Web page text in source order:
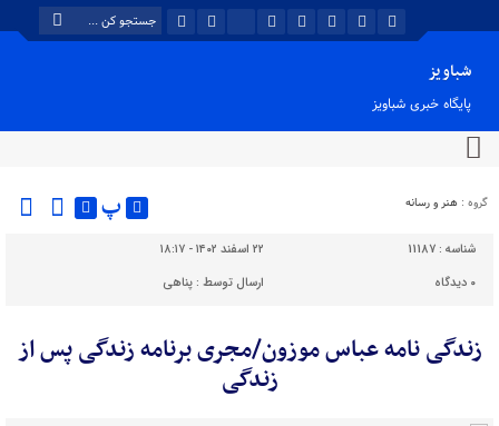
شباویز
پایگاه خبری شباویز
گروه : هنر و رسانه پ
شناسه : 11187
۲۲ اسفند ۱۴۰۲ - ۱۸:۱۷
۰ دیدگاه ارسال توسط :پناهی
زندگی نامه عباس موزون/مجری برنامه زندگی پس از
زندگی